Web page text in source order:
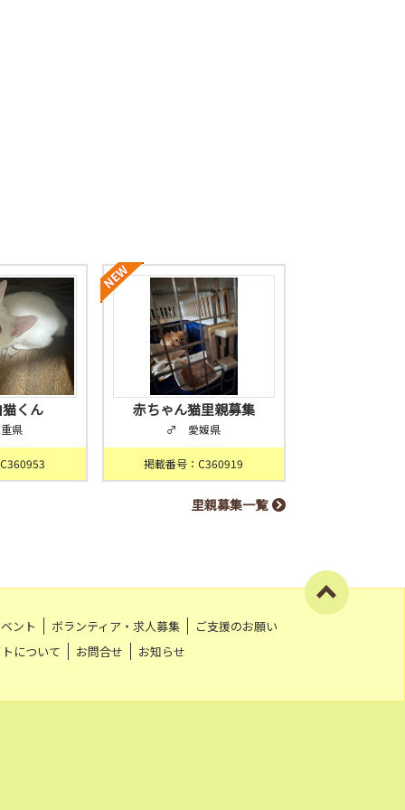
くん
県
赤ちゃん猫里親募集
♂ 愛媛県
掲載番号：C360919
里親募集一覧
ント ボランティア・求人募集
ご支援のお願い
について お問合せ お知らせ